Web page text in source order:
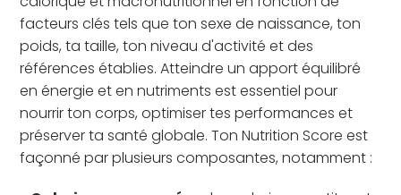
facteurs clés tels que ton sexe de naissance, ton
poids, ta taille, ton niveau d'activité et des
références établies. Atteindre un apport équilibré
en énergie et en nutriments est essentiel pour
nourrir ton corps, optimiser tes performances et
préserver ta santé globale. Ton Nutrition Score est
façonné par plusieurs composantes, notamment :